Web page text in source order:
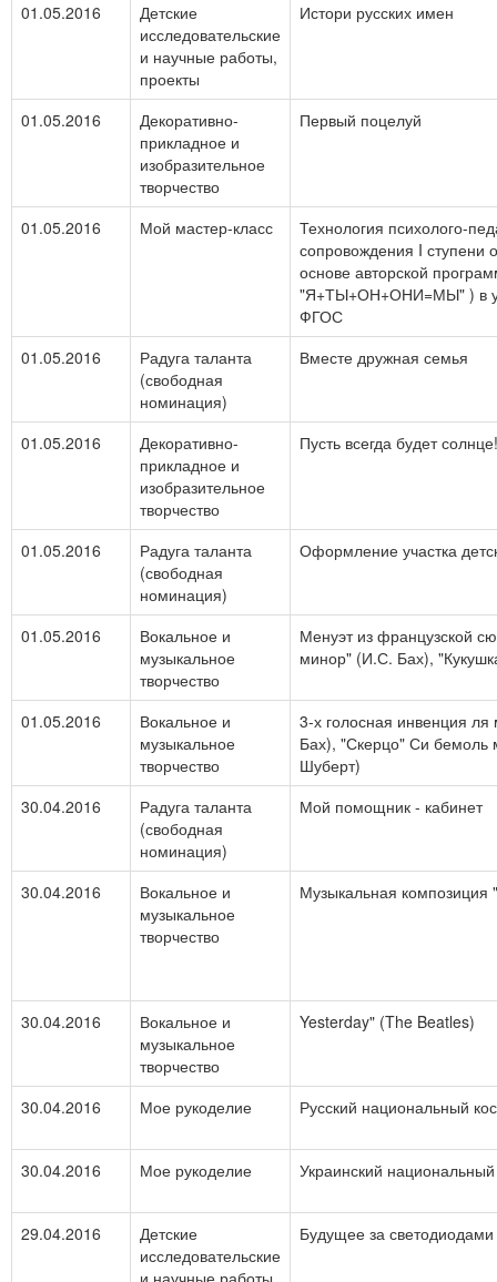
01.05.2016
Детские
исследовательские
и научные работы,
проекты
Истори русских имен
01.05.2016
Декоративно-
прикладное и
изобразительное
творчество
Первый поцелуй
01.05.2016 Мой мастер-класс
Технология психолого-
сопровождения I ступени
основе авторской
"Я+ТЫ+ОН+ОНИ=МЫ" ) в
ФГОС
01.05.2016
Радуга таланта
(свободная
номинация)
Вместе дружная семья
01.05.2016
Декоративно-
прикладное и
изобразительное
творчество
Пусть всегда будет солнце!
01.05.2016
Радуга таланта
(свободная
номинация)
Оформление участка
01.05.2016
Вокальное и
музыкальное
творчество
Менуэт из французской
минор" (И.С. Бах),
01.05.2016
Вокальное и
музыкальное
творчество
3-х голосная инвенция
Бах), "Скерцо" Си
Шуберт)
30.04.2016
Радуга таланта
(свободная
номинация)
Мой помощник - кабинет
30.04.2016
Вокальное и
музыкальное
творчество
Музыкальная
30.04.2016
Вокальное и
музыкальное
творчество
Yesterday" (The Beatles)
30.04.2016 Мое рукоделие Русский национальный
30.04.2016 Мое рукоделие Украинский
29.04.2016
Детские
исследовательские
и научные работы,
Будущее за светодиодами